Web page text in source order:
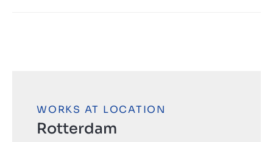
WORKS AT LOCATION
Rotterdam